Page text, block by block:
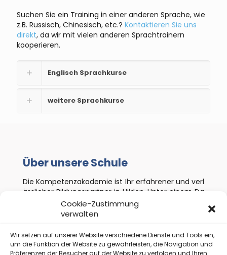
Cookie-Zustimmung
verwalten
Wir setzen auf unserer Website verschiedene Dienste und Tools ein,
um die Funktion der Website zu gewährleisten, die Navigation und
Präferenzen der Besucher auf der Website zu verfolgen und Ihren
Suchen Sie ein Training in einer anderen Sprache, wie
z.B. Russisch, Chinesisch, etc.? Kontaktieren Sie uns
direkt, da wir mit vielen anderen Sprachtrainern
kooperieren.
Englisch Sprachkurse
weitere Sprachkurse
Über unsere Schule
Die Kompetenzakademie ist Ihr erfahrener und verl
ässlicher Bildungspartner in Hilden. Unter einem Da
ch vereinen wir die beiden Unternehmensbereiche
der Erwachsenenbildung und Schule / Ausbildung.